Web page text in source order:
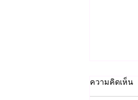
ความคิดเห็น